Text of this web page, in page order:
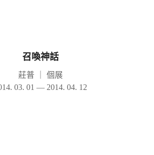
召喚神話
莊普
個展
03. 01 — 2014. 04. 12